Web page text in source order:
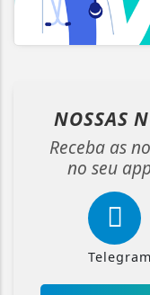
NOSSAS
Receba as
no seu
Telegram